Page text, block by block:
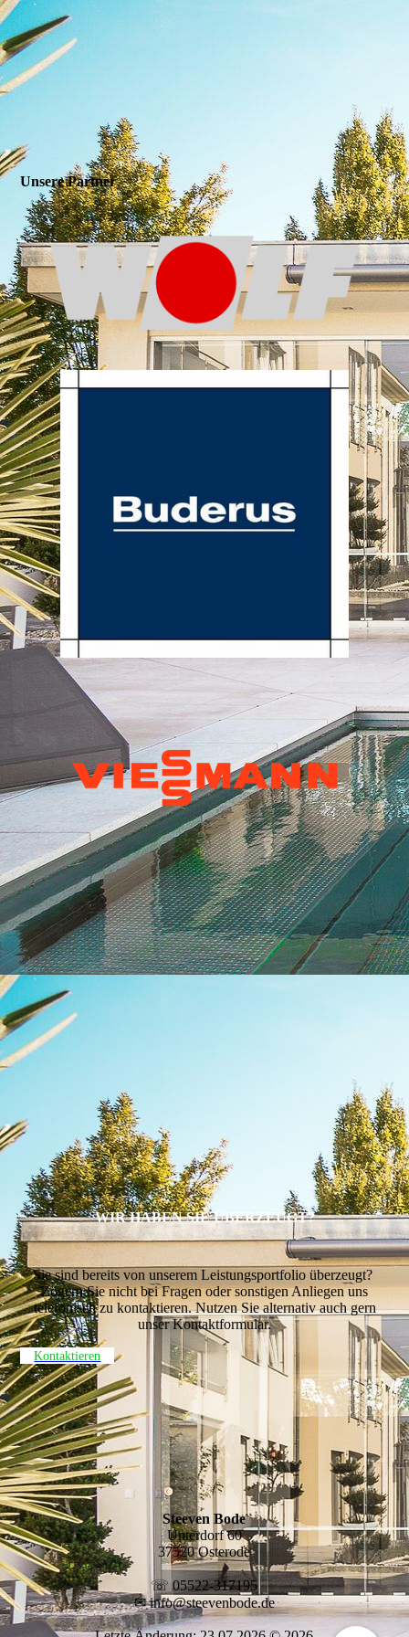
Unsere Partner
WIR HABEN SIE ÜBERZEUGT?
Sie sind bereits von unserem Leistungsportfolio überzeugt?
Zögern Sie nicht bei Fragen oder sonstigen Anliegen uns
telefonisch zu kontaktieren. Nutzen Sie alternativ auch gern
unser Kontaktformular.
Kontaktieren
Steeven Bode
Unterdorf 60
37520 Osterode
☏ 05522-317195
✉ info@steevenbode.de